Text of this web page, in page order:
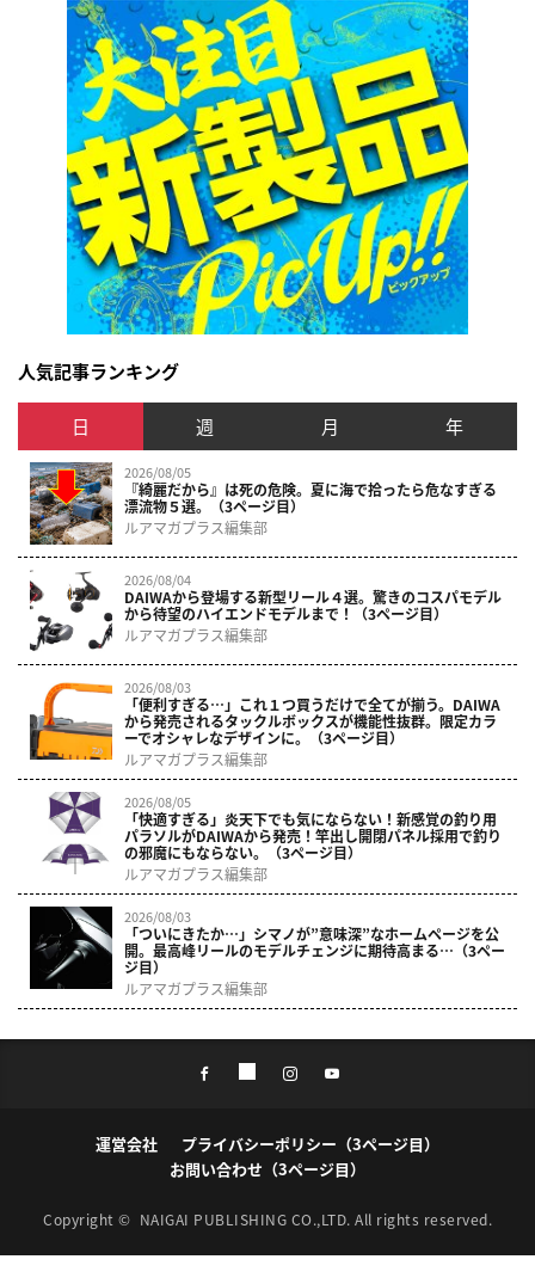
人気記事ランキング
日 週 月 年
2026/08/05
『綺麗だから』は死の危険。夏に海で拾ったら危なすぎる
漂流物５選。（3ページ目）
ルアマガプラス編集部
2026/08/04
DAIWAから登場する新型リール４選。驚きのコスパモデル
から待望のハイエンドモデルまで！（3ページ目）
ルアマガプラス編集部
2026/08/03
「便利すぎる…」これ１つ買うだけで全てが揃う。DAIWA
から発売されるタックルボックスが機能性抜群。限定カラ
ーでオシャレなデザインに。（3ページ目）
ルアマガプラス編集部
2026/08/05
「快適すぎる」炎天下でも気にならない！新感覚の釣り用
パラソルがDAIWAから発売！竿出し開閉パネル採用で釣り
の邪魔にもならない。（3ページ目）
ルアマガプラス編集部
2026/08/03
「ついにきたか…」シマノが”意味深”なホームページを公
開。最高峰リールのモデルチェンジに期待高まる…（3ペー
ジ目）
ルアマガプラス編集部
運営会社
プライバシーポリシー（3ページ目）
お問い合わせ（3ページ目）
Copyright © NAIGAI PUBLISHING CO.,LTD. All rights reserved.